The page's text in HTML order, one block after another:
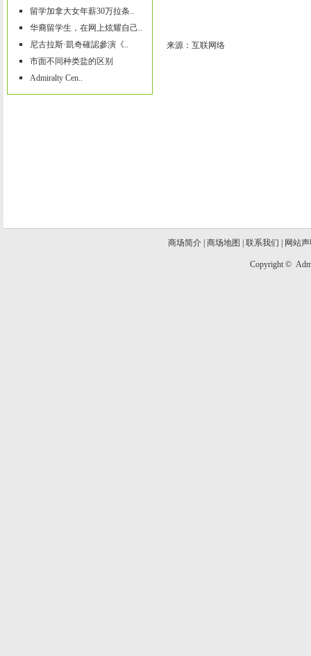
留学加拿大女年薪30万拉条..
华裔留学生，在网上炫耀自己..
尼古拉斯·凱奇確認參演《..
市面不同种类盐的区别
Admiralty Cen..
来源：互联网络
商场简介 商场地图 联系我们 网站
Copyright ©